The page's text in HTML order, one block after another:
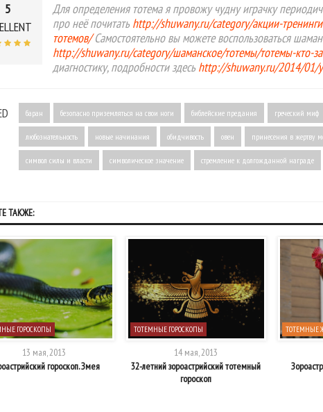
5
Для определения тотема я провожу чудну играчку
про неё почитать http://shuwany.ru/category/акции-
тотемов/Самостоятельно вы можете воспользоваться
http://shuwany.ru/category/шаманское/тотемы/тотемы-кто-
диагностику, подробности здесь http://shuwany.ru/2014/01/
баран безопасно приземляться на свои ноги библейские предания греческий миф
любознательность новые начинания обидчивость овен принесения в жертву
символ силы и власти символическое значение стремление к долгожданной награде
ТАКЖЕ:
ГОРОСКОПЫ
13 мая, 2013
гороскоп. Змея
ТОТЕМНЫЕ ГОРОСКОПЫ
14 мая, 2013
32-летний зороастрийский тотемный
гороскоп
ТОТЕМНЫЕ